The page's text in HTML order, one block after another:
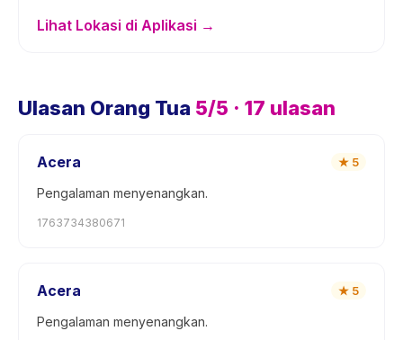
Lihat Lokasi di Aplikasi →
Ulasan Orang Tua 5/5 · 17 ulasan
Acera ★ 5
Pengalaman menyenangkan.
1763734380671
Acera ★ 5
Pengalaman menyenangkan.